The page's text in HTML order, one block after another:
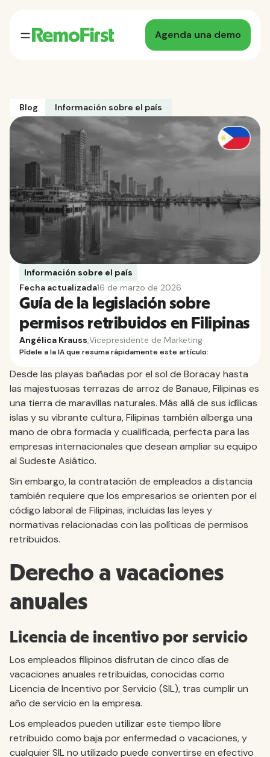
Agenda una demo
Blog Información sobre el país
Información sobre el país
Fecha actualizada16 de marzo de 2026
Guía de la legislación sobre
permisos retribuidos en Filipinas
Angélica Krauss Vicepresidente de Marketing
Pídele a la IA que resuma rápidamente este artículo:
Desde las playas bañadas por el sol de Boracay hasta
las majestuosas terrazas de arroz de Banaue, Filipinas es
una tierra de maravillas naturales. Más allá de sus idílicas
islas y su vibrante cultura, Filipinas también alberga una
mano de obra formada y cualificada, perfecta para las
empresas internacionales que desean ampliar su equipo
al Sudeste Asiático.
Sin embargo, la contratación de empleados a distancia
también requiere que los empresarios se orienten por el
código laboral de Filipinas, incluidas las leyes y
normativas relacionadas con las políticas de permisos
retribuidos.
Derecho a vacaciones
anuales
Licencia de incentivo por servicio
Los empleados filipinos disfrutan de cinco días de
vacaciones anuales retribuidas, conocidas como
Licencia de Incentivo por Servicio (SIL), tras cumplir un
año de servicio en la empresa.
Los empleados pueden utilizar este tiempo libre
retribuido como baja por enfermedad o vacaciones, y
cualquier SIL no utilizado puede convertirse en efectivo